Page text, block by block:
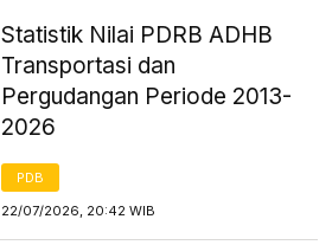
Statistik Nilai PDRB ADHB
Transportasi dan
Pergudangan Periode 2013-
2026
PDB
22/07/2026, 20:42 WIB